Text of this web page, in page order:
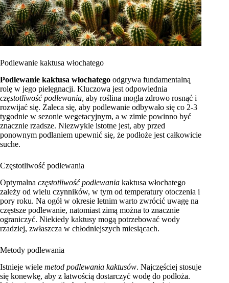
Podlewanie kaktusa włochatego
Podlewanie kaktusa włochatego odgrywa fundamentalną
rolę w jego pielęgnacji. Kluczowa jest odpowiednia
częstotliwość podlewania, aby roślina mogła zdrowo rosnąć i
rozwijać się. Zaleca się, aby podlewanie odbywało się co 2-3
tygodnie w sezonie wegetacyjnym, a w zimie powinno być
znacznie rzadsze. Niezwykle istotne jest, aby przed
ponownym podlaniem upewnić się, że podłoże jest całkowicie
suche.
Częstotliwość podlewania
Optymalna częstotliwość podlewania kaktusa włochatego
zależy od wielu czynników, w tym od temperatury otoczenia i
pory roku. Na ogół w okresie letnim warto zwrócić uwagę na
częstsze podlewanie, natomiast zimą można to znacznie
ograniczyć. Niekiedy kaktusy mogą potrzebować wody
rzadziej, zwłaszcza w chłodniejszych miesiącach.
Metody podlewania
Istnieje wiele metod podlewania kaktusów. Najczęściej stosuje
się konewkę, aby z łatwością dostarczyć wodę do podłoża.